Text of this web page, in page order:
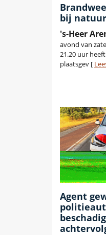
bij
's-Heer
avond van
21.20 uur
plaatsgev [
Agent